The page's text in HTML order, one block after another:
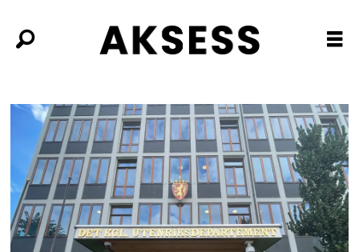
Tag:
international
peace
institute